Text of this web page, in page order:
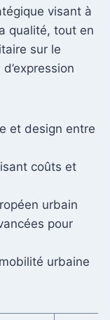
visant à
qualité, tout en
sur le
et design entre
coûts et
urbain
pour
urbaine